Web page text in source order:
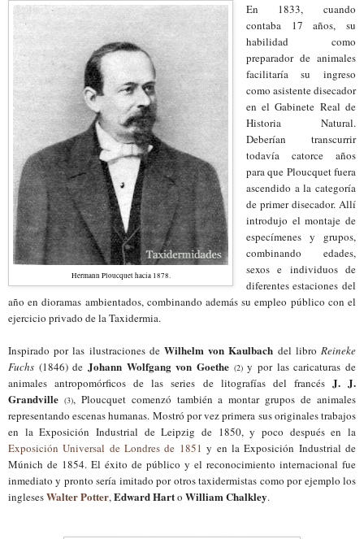
Hermann Ploucquet hacia 1878.
En 1833, cuando
contaba 17 años, su
habilidad como
preparador de animales
facilitaría su ingreso
como asistente disecador
en el Gabinete Real de
Historia Natural.
Deberían transcurrir
todavía catorce años
para que Ploucquet fuera
ascendido a la categoría
de primer disecador. Allí
introdujo el montaje de
especímenes y grupos,
combinando edades,
sexos e individuos de
diferentes estaciones del
año en dioramas ambientados, combinando además su empleo público con el
ejercicio privado de la Taxidermia.
Inspirado por las ilustraciones de Wilhelm von Kaulbach del libro Reineke
Fuchs (1846) de Johann Wolfgang von Goethe (2)y por las caricaturas de
animales antropomórficos de las series de litografías del francés J. J.
Grandville (3), Ploucquet comenzó también a montar grupos de animales
representando escenas humanas. Mostró por vez primera sus originales trabajos
en la Exposición Industrial de Leipzig de 1850, y poco después en la
Exposición Universal de Londres de 1851 y en la Exposición Industrial de
Múnich de 1854. El éxito de público y el reconocimiento internacional fue
inmediato y pronto sería imitado por otros taxidermistas como por ejemplo los
inglesesWalter Potter, Edward Harto William Chalkley.